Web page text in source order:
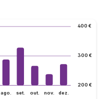
200 €
300 €
400 €
ago. set. out. nov. dez.